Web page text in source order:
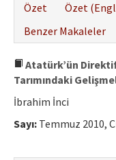
Özet
Özet
Benzer Makaleler
Atatürk’ün
Tarımındaki
İbrahim İnci
Sayı: Temmuz 2010,